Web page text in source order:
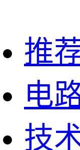
推
电
技